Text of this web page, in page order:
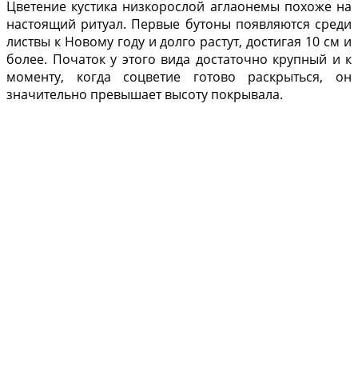
Цветение кустика низ­корослой аглаонемы похо­же на
настоящий ритуал. Первые бутоны появляются среди
листвы к Новому го­ду и долго растут, достигая 10 см и
более. Початок у этого вида достаточно круп­ный и к
моменту, когда соц­ветие готово раскрыться, он
значительно превышает высоту покрывала.